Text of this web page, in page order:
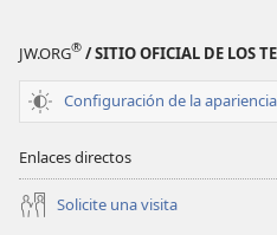
JW.ORG® / SITIO OFICIAL DE LOS
Configuración de la apariencia
Enlaces directos
Solicite una visita